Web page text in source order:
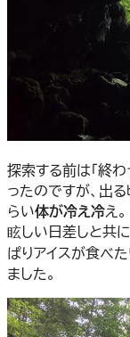
探索する前は「終
ったのですが、出
らい体が冷え冷え。
眩しい日差しと共
ぱりアイスが食べ
ました。